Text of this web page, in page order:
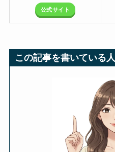
公式サイト
この記事を書いている人